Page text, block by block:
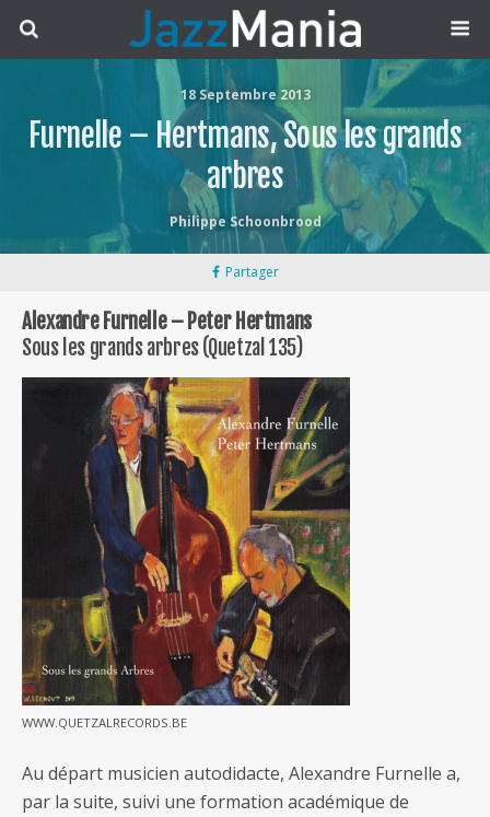
18 Septembre 2013
Furnelle – Hertmans, Sous les grands
arbres
Philippe Schoonbrood
Partager
Alexandre Furnelle – Peter Hertmans
Sous les grands arbres (Quetzal 135)
WWW.QUETZALRECORDS.BE
Au départ musicien autodidacte, Alexandre Furnelle a,
par la suite, suivi une formation académique de